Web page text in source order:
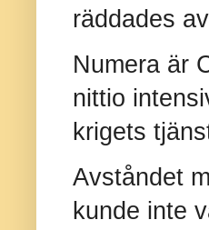
räddades
Numera är
nittio
krigets
Avståndet
kunde inte